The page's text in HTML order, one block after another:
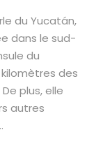
du Yucatán,
dans le sud-
du
des
plus, elle
autres